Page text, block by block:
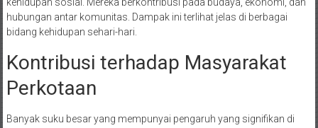
kehidupan sosial. Mereka berkontribusi pada budaya, ekonomi, dan
hubungan antar komunitas. Dampak ini terlihat jelas di berbagai
bidang kehidupan sehari-hari.
Kontribusi terhadap Masyarakat
Perkotaan
Banyak suku besar yang mempunyai pengaruh yang signifikan di